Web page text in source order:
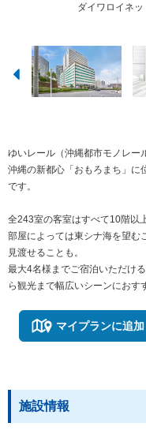
ダイワロイネ
フ
ツインルームはエクストラベ
最上階の18階にあ
レス
ゆいレール（沖縄都市モノレー
沖縄の新都心「おもろまち」に
です。
全243室の客室はすべて10階以
部屋によっては東シナ海を望む
見渡せることも。
最大4名様までご宿泊いただけ
ら観光まで幅広いシーンにおす
マイプランに追加
施設情報